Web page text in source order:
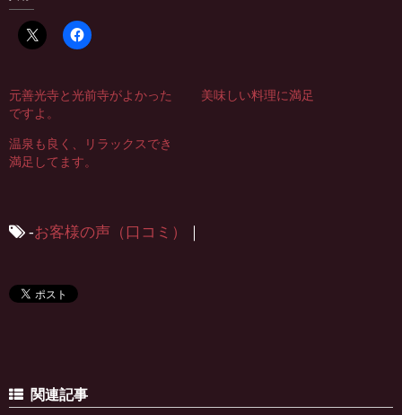
元善光寺と光前寺がよかった
ですよ。
美味しい料理に満足
温泉も良く、リラックスでき
満足してます。
-お客様の声（口コミ） ｜
関連記事